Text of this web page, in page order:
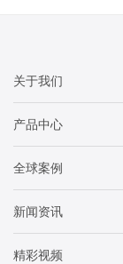
关于我们
产品中心
全球案例
新闻资讯
精彩视频